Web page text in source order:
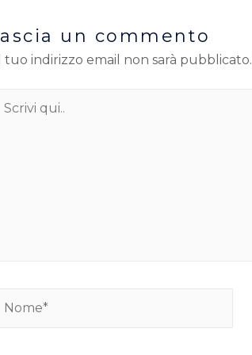
lascia un commento
Il tuo indirizzo email non sarà pubblicato.